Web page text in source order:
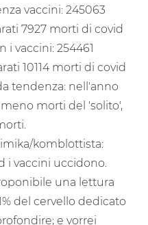
vaccini: 245063
7927 morti di covid
i vaccini: 254461
10114 morti di covid
tendenza: nell'anno
morti del 'solito',
komblottista:
i vaccini uccidono.
una lettura
del cervello dedicato
e vorrei